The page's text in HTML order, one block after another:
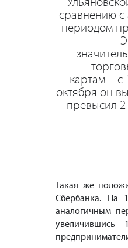
сравнению
периодом
картам – с
октября он
превысил
Такая же
Сбербанка. На
аналогичным
увеличившись